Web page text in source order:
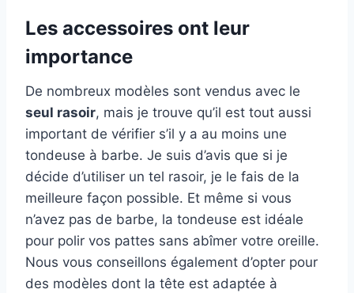
Les accessoires ont leur
importance
De nombreux modèles sont vendus avec le
seul rasoir, mais je trouve qu’il est tout aussi
important de vérifier s’il y a au moins une
tondeuse à barbe. Je suis d’avis que si je
décide d’utiliser un tel rasoir, je le fais de la
meilleure façon possible. Et même si vous
n’avez pas de barbe, la tondeuse est idéale
pour polir vos pattes sans abîmer votre oreille.
Nous vous conseillons également d’opter pour
des modèles dont la tête est adaptée à